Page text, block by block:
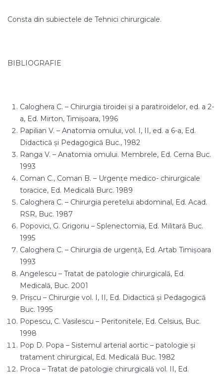
Consta din subiectele de Tehnici chirurgicale.
BIBLIOGRAFIE
Caloghera C. – Chirurgia tiroidei şi a paratiroidelor, ed. a 2-
a, Ed. Mirton, Timişoara, 1996
Papilian V. – Anatomia omului, vol. I, II, ed. a 6-a, Ed.
Didactică şi Pedagogică Buc., 1982
Ranga V. – Anatomia omului. Membrele, Ed. Cerna Buc.
1993
Coman C., Coman B. – Urgenţe medico- chirurgicale
toracice, Ed. Medicală Burc. 1989
Caloghera C. – Chirurgia peretelui abdominal, Ed. Acad.
RSR, Buc. 1987
Popovici, G. Grigoriu – Splenectomia, Ed. Militară Buc.
1995
Caloghera C. – Chirurgia de urgenţă, Ed. Artab Timişoara
1993
Angelescu – Tratat de patologie chirurgicală, Ed.
Medicală, Buc. 2001
Prişcu – Chirurgie vol. I, II, Ed. Didactică şi Pedagogică
Buc. 1995
Popescu, C. Vasilescu – Peritonitele, Ed. Celsius, Buc.
1998
Pop D. Popa – Sistemul arterial aortic – patologie şi
tratament chirurgical, Ed. Medicală Buc. 1982
Proca – Tratat de patologie chirurgicală vol. II, Ed.